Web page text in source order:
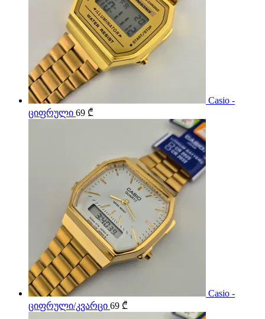
Casio -
ციფრული 69 ₾
Casio -
ციფრული/კვარცი 69 ₾